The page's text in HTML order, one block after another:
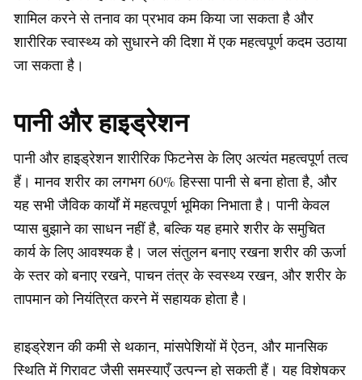
शामिल करने से तनाव का प्रभाव कम किया जा सकता है और
शारीरिक स्वास्थ्य को सुधारने की दिशा में एक महत्वपूर्ण कदम उठाया
जा सकता है।
पानी और हाइड्रेशन
पानी और हाइड्रेशन शारीरिक फिटनेस के लिए अत्यंत महत्वपूर्ण तत्व
हैं। मानव शरीर का लगभग 60% हिस्सा पानी से बना होता है, और
यह सभी जैविक कार्यों में महत्वपूर्ण भूमिका निभाता है। पानी केवल
प्यास बुझाने का साधन नहीं है, बल्कि यह हमारे शरीर के समुचित
कार्य के लिए आवश्यक है। जल संतुलन बनाए रखना शरीर की ऊर्जा
के स्तर को बनाए रखने, पाचन तंत्र के स्वस्थ्य रखन, और शरीर के
तापमान को नियंत्रित करने में सहायक होता है।
हाइड्रेशन की कमी से थकान, मांसपेशियों में ऐठन, और मानसिक
स्थिति में गिरावट जैसी समस्याएँ उत्पन्न हो सकती हैं। यह विशेषकर